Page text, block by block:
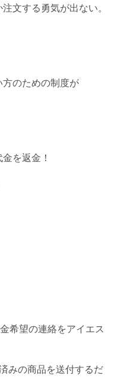
文する勇気が出ない。
のための制度が
を返金！
希望の連絡をアイエス
みの商品を送付するだ